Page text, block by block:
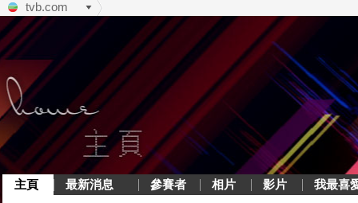
tvb.com
主頁 最新消息 參賽者 相片 影片 我最喜